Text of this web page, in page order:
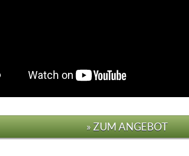
» ZUM ANGEBOT